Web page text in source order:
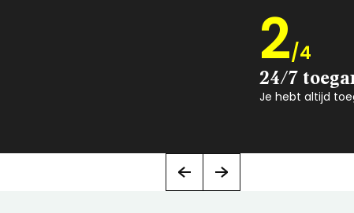
2/4
24/7
Je hebt altijd